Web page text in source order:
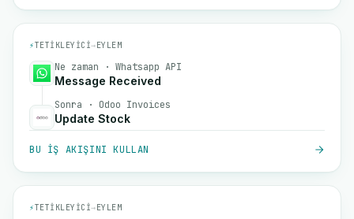
⚡TETIKLEYICI→EYLEM
Ne zaman · Whatsapp API
Message Received
Sonra · Odoo Invoices
Update Stock
BU IŞ AKIŞINI KULLAN
⚡TETIKLEYICI→EYLEM